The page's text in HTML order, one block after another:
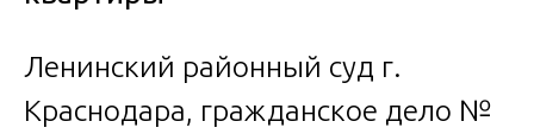
Ленинский районный суд г.
Краснодара, гражданское дело №